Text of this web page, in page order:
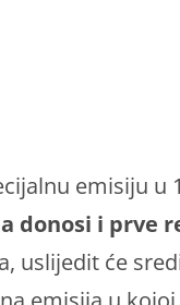
emisiju u
donosi i prve
uslijedit će